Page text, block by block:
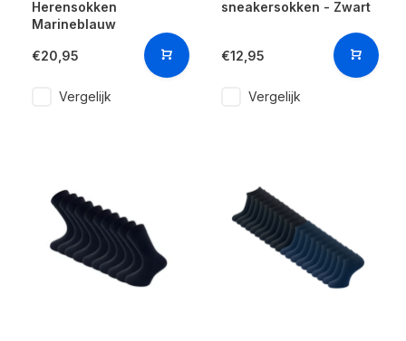
Herensokken
Marineblauw
€20,95
Vergelijk
sneakersokken - Zwart
€12,95
Vergelijk